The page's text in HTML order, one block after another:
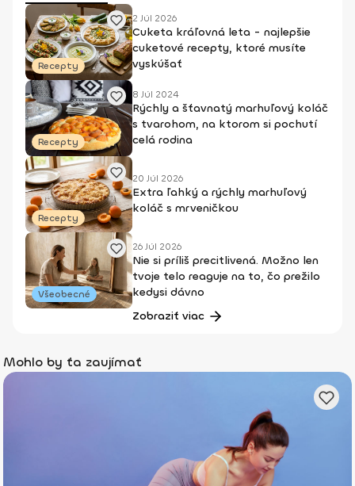
Recepty
2 Júl 2026
Cuketa kráľovná leta - najlepšie
cuketové recepty, ktoré musíte
vyskúšať
Recepty
8 Júl 2024
Rýchly a šťavnatý marhuľový koláč
s tvarohom, na ktorom si pochutí
celá rodina
Recepty
20 Júl 2026
Extra ľahký a rýchly marhuľový
koláč s mrveničkou
Všeobecné
26 Júl 2026
Nie si príliš precitlivená. Možno len
tvoje telo reaguje na to, čo prežilo
kedysi dávno
Zobraziť viac
Mohlo by ťa zaujímať